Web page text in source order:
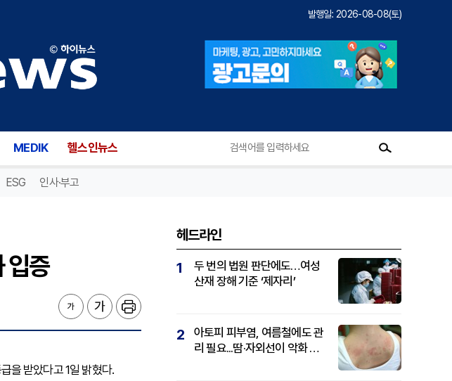
발행일: 2026-08-08(토)
MEDIK 헬스인뉴스
ESG 인사·부고
입증
을 받았다고 1일 밝혔다.
헤드라인
1
두 번의 법원 판단에도…여성
산재 장해 기준 ‘제자리’
2
아토피 피부염, 여름철에도 관
리 필요...땀·자외선이 악화 요